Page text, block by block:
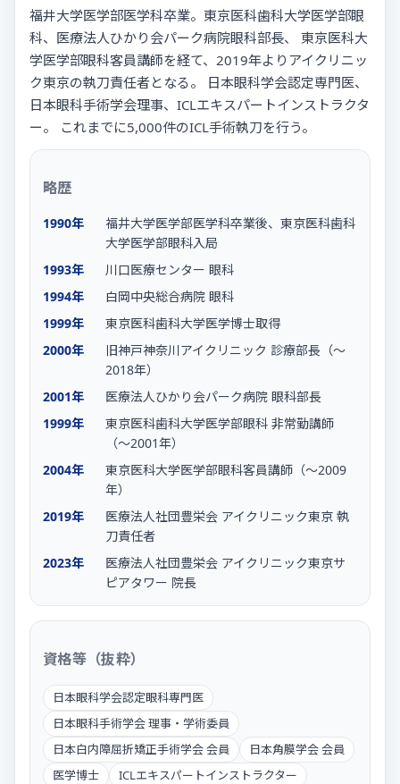
福井大学医学部医学科卒業。東京医科歯科大学医学部眼
科、医療法人ひかり会パーク病院眼科部長、 東京医科大
学医学部眼科客員講師を経て、2019年よりアイクリニッ
ク東京の執刀責任者となる。 日本眼科学会認定専門医、
日本眼科手術学会理事、ICLエキスパートインストラクタ
ー。 これまでに5,000件のICL手術執刀を行う。
略歴
1990年
福井大学医学部医学科卒業後、東京医科歯科
大学医学部眼科入局
1993年
川口医療センター 眼科
1994年
白岡中央総合病院 眼科
1999年
東京医科歯科大学医学博士取得
2000年
旧神戸神奈川アイクリニック 診療部長（〜
2018年）
2001年
医療法人ひかり会パーク病院 眼科部長
1999年
東京医科歯科大学医学部眼科 非常勤講師
（〜2001年）
2004年
東京医科大学医学部眼科客員講師（〜2009
年）
2019年
医療法人社団豊栄会 アイクリニック東京 執
刀責任者
2023年
医療法人社団豊栄会 アイクリニック東京サ
ピアタワー 院長
資格等（抜粋）
日本眼科学会認定眼科専門医
日本眼科手術学会 理事・学術委員
日本白内障屈折矯正手術学会 会員
日本角膜学会 会員
医学博士
ICLエキスパートインストラクター